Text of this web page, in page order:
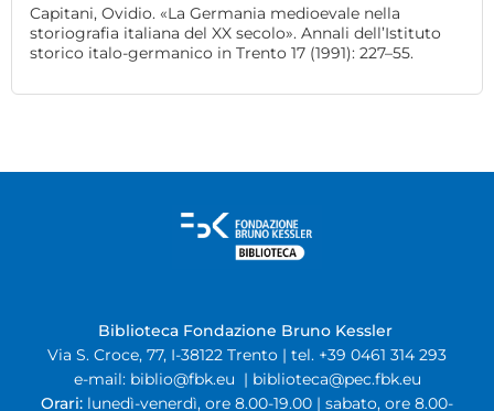
Capitani, Ovidio. «La Germania medioevale nella
storiografia italiana del XX secolo». Annali dell’Istituto
storico italo-germanico in Trento 17 (1991): 227–55.
Biblioteca Fondazione Bruno Kessler
Via S. Croce, 77, I-38122 Trento | tel. +39 0461 314 293
e-mail: biblio@fbk.eu | biblioteca@pec.fbk.eu
Orari: lunedì-venerdì, ore 8.00-19.00 | sabato, ore 8.00-